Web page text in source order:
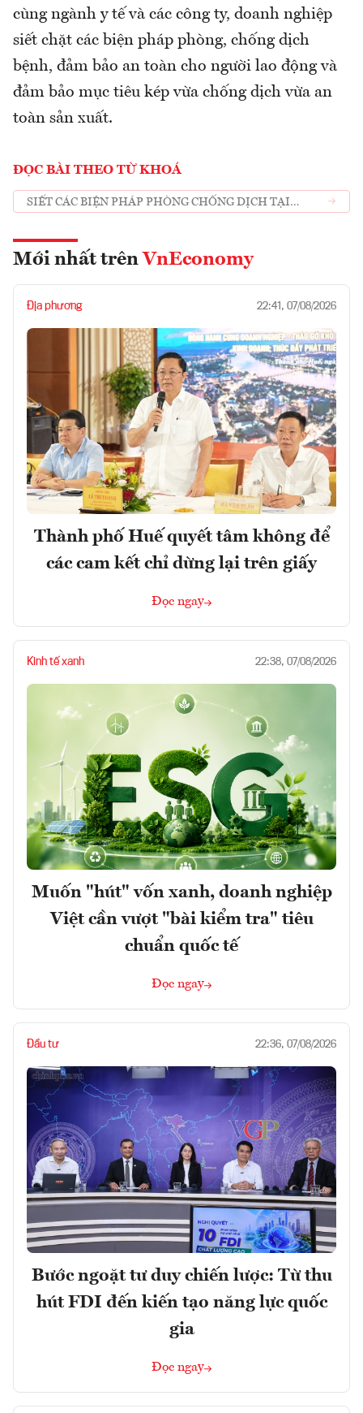
cùng ngành y tế và các công ty, doanh nghiệp
siết chặt các biện pháp phòng, chống dịch
bệnh, đảm bảo an toàn cho người lao động và
đảm bảo mục tiêu kép vừa chống dịch vừa an
toàn sản xuất.
ĐỌC BÀI THEO TỪ KHOÁ
SIẾT CÁC BIỆN PHÁP PHÒNG CHỐNG DỊCH TẠI
Mới nhất trên VnEconomy
Địa phương 22:41, 07/08/2026
Thành phố Huế quyết tâm không để
các cam kết chỉ dừng lại trên giấy
Đọc ngay
Kinh tế xanh 22:38, 07/08/2026
Muốn "hút" vốn xanh, doanh nghiệp
Việt cần vượt "bài kiểm tra" tiêu
chuẩn quốc tế
Đọc ngay
Đầu tư 22:36, 07/08/2026
Bước ngoặt tư duy chiến lược: Từ thu
hút FDI đến kiến tạo năng lực quốc
gia
Đọc ngay